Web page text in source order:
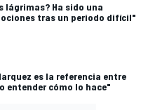
lágrimas? Ha sido una
tras un periodo difícil"
es la referencia entre
entender cómo lo hace"